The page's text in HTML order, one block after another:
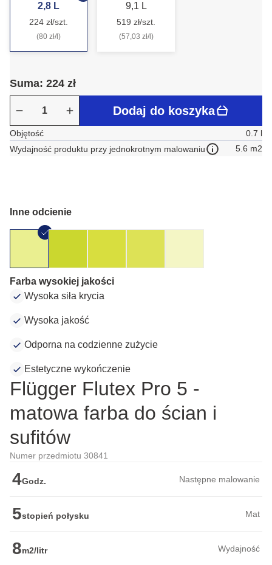
2,8 L
224 zł/szt.
(80 zł/l)
9,1 L
519 zł/szt.
(57,03 zł/l)
Suma: 224 zł
Dodaj do koszyka
Objętość
0.7 l
Wydajność produktu przy jednokrotnym malowaniu
5.6 m2
Inne odcienie
Farba wysokiej jakości
Wysoka siła krycia
Wysoka jakość
Odporna na codzienne zużycie
Estetyczne wykończenie
Flügger Flutex Pro 5 -
matowa farba do ścian i
sufitów
Numer przedmiotu 30841
4Godz. Następne malowanie
5stopień połysku Mat
8m2/litr Wydajność